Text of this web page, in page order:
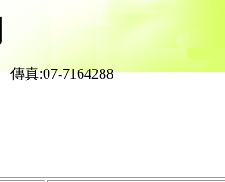
傳真:07-7164288